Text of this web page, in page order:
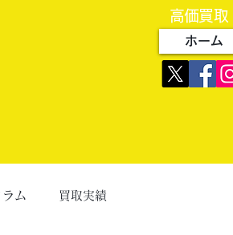
高価買取
ホーム
ラム 買取実績